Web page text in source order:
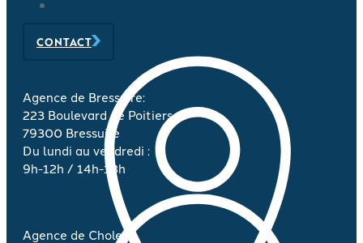
CONTACT
Agence de Bressuire:
223 Boulevard de Poitiers
79300 Bressuire
Du lundi au vendredi :
9h-12h / 14h-18h
Agence de Cholet :